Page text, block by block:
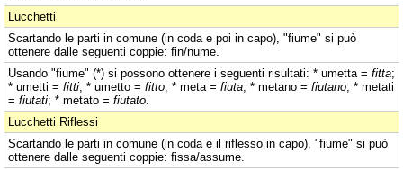
Lucchetti
Scartando le parti in comune (in coda e poi in capo), "fiume" si può
ottenere dalle seguenti coppie: fin/nume.
Usando "fiume" (*) si possono ottenere i seguenti risultati: * umetta = fitta;
* umetti = fitti; * umetto = fitto; * meta = fiuta; * metano = fiutano; * metati
= fiutati; * metato = fiutato
Lucchetti Riflessi
Scartando le parti in comune (in coda e il riflesso in capo), "fiume" si può
ottenere dalle seguenti coppie: fissa/assume.